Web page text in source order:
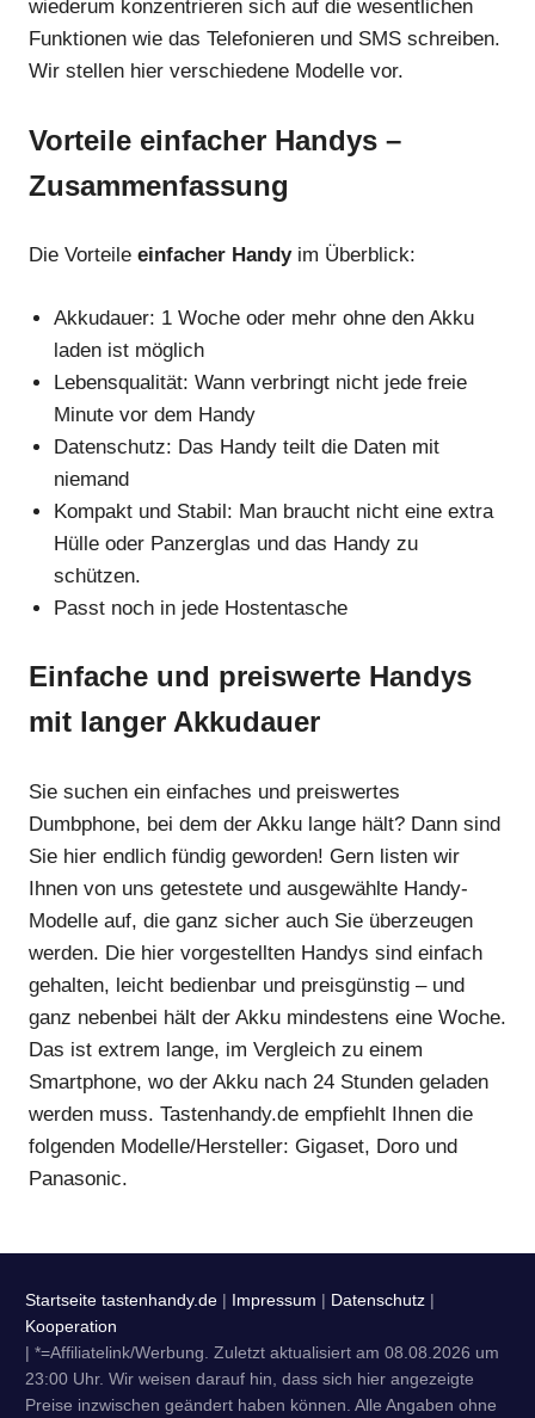
wiederum konzentrieren sich auf die wesentlichen
Funktionen wie das Telefonieren und SMS schreiben.
Wir stellen hier verschiedene Modelle vor.
Vorteile einfacher Handys –
Zusammenfassung
Die Vorteile einfacher Handyim Überblick:
Akkudauer: 1 Woche oder mehr ohne den Akku
laden ist möglich
Lebensqualität: Wann verbringt nicht jede freie
Minute vor dem Handy
Datenschutz: Das Handy teilt die Daten mit
niemand
Kompakt und Stabil: Man braucht nicht eine extra
Hülle oder Panzerglas und das Handy zu
schützen.
Passt noch in jede Hostentasche
Einfache und preiswerte Handys
mit langer Akkudauer
Sie suchen ein einfaches und preiswertes
Dumbphone, bei dem der Akku lange hält? Dann sind
Sie hier endlich fündig geworden! Gern listen wir
Ihnen von uns getestete und ausgewählte Handy-
Modelle auf, die ganz sicher auch Sie überzeugen
werden. Die hier vorgestellten Handys sind einfach
gehalten, leicht bedienbar und preisgünstig – und
ganz nebenbei hält der Akku mindestens eine Woche.
Das ist extrem lange, im Vergleich zu einem
Smartphone, wo der Akku nach 24 Stunden geladen
werden muss. Tastenhandy.de empfiehlt Ihnen die
folgenden Modelle/Hersteller: Gigaset, Doro und
Panasonic.
Startseite tastenhandy.de | Impressum | Datenschutz |
Kooperation
| *=Affiliatelink/Werbung. Zuletzt aktualisiert am 08.08.2026 um
23:00 Uhr. Wir weisen darauf hin, dass sich hier angezeigte
Preise inzwischen geändert haben können. Alle Angaben ohne